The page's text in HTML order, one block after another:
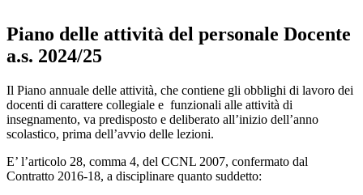
Piano delle attività del personale Docente
a.s. 2024/25
Il Piano annuale delle attività, che contiene gli obblighi di lavoro dei
docenti di carattere collegiale e funzionali alle attività di
insegnamento, va predisposto e deliberato all’inizio dell’anno
scolastico, prima dell’avvio delle lezioni.
E’ l’articolo 28, comma 4, del CCNL 2007, confermato dal
Contratto 2016-18, a disciplinare quanto suddetto: